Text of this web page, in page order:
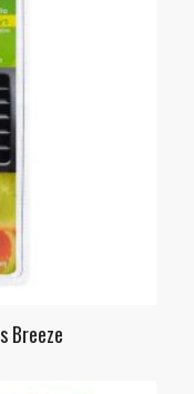
Breeze